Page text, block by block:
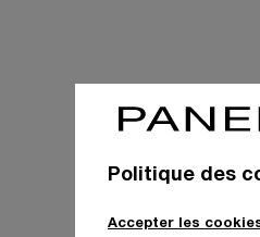
Politique des
Accepter les